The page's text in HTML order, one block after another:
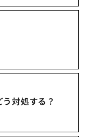
対処する？